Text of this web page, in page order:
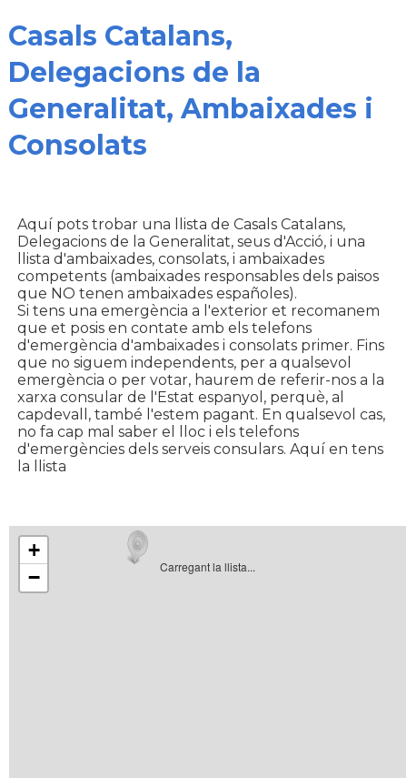
Casals Catalans,
Delegacions de la
Generalitat, Ambaixades i
Consolats
Aquí pots trobar una llista de Casals Catalans,
Delegacions de la Generalitat, seus d'Acció, i una
llista d'ambaixades, consolats, i ambaixades
competents (ambaixades responsables dels paisos
que NO tenen ambaixades españoles).
Si tens una emergència a l'exterior et recomanem
que et posis en contate amb els telefons
d'emergència d'ambaixades i consolats primer. Fins
que no siguem independents, per a qualsevol
emergència o per votar, haurem de referir-nos a la
xarxa consular de l'Estat espanyol, perquè, al
capdevall, també l'estem pagant. En qualsevol cas,
no fa cap mal saber el lloc i els telefons
d'emergències dels serveis consulars. Aquí en tens
la llista
Carregant la llista...
+
−